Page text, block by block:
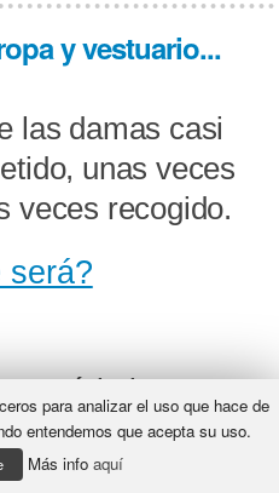
y vestuario...
las damas casi
unas veces
veces recogido.
será?
soy árbol, tengo
protejo del sol
y en verano.
para analizar el uso que hace de
entendemos que acepta su uso.
Más info aquí